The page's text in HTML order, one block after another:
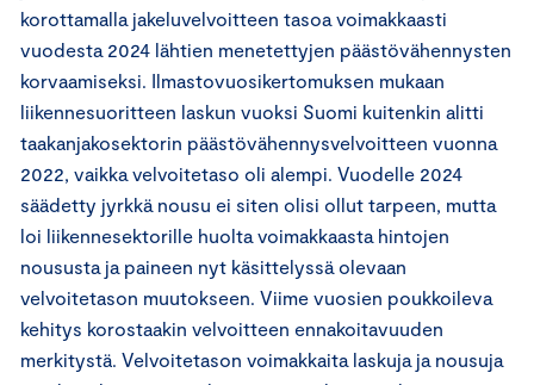
korottamalla jakeluvelvoitteen tasoa voimakkaasti
vuodesta 2024 lähtien menetettyjen päästövähennysten
korvaamiseksi. Ilmastovuosikertomuksen mukaan
liikennesuoritteen laskun vuoksi Suomi kuitenkin alitti
taakanjakosektorin päästövähennysvelvoitteen vuonna
2022, vaikka velvoitetaso oli alempi. Vuodelle 2024
säädetty jyrkkä nousu ei siten olisi ollut tarpeen, mutta
loi liikennesektorille huolta voimakkaasta hintojen
noususta ja paineen nyt käsittelyssä olevaan
velvoitetason muutokseen. Viime vuosien poukkoileva
kehitys korostaakin velvoitteen ennakoitavuuden
merkitystä. Velvoitetason voimakkaita laskuja ja nousuja